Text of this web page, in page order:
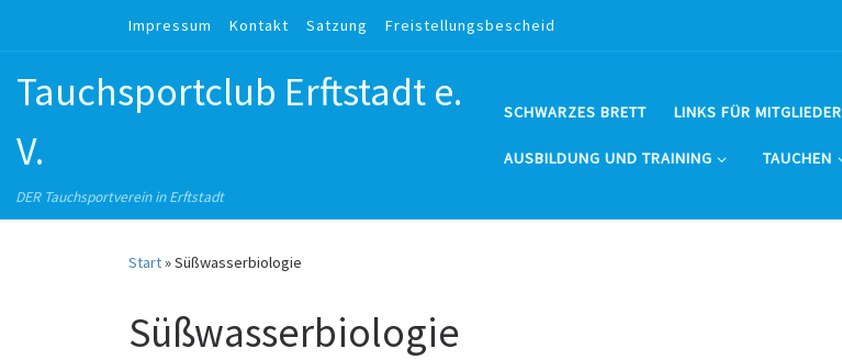
Zum Inhalt springenImpressum Kontakt Satzung Freistellungsbescheid
Tauchsportclub Erftstadt e.
V.
DER Tauchsportverein in Erftstadt
SCHWARZES BRETT LINKS FÜR MITGLIEDER
AUSBILDUNG UND TRAINING TAUCHEN
Start»Süßwasserbiologie
Süßwasserbiologie